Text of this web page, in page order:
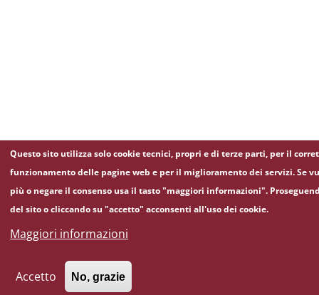
Questo sito utilizza solo cookie tecnici, propri e di terze parti, per il
funzionamento delle pagine web e per il miglioramento dei servizi. Se
più o negare il consenso usa il tasto "maggiori informazioni".
del sito o cliccando su "accetto" acconsenti all'uso dei cookie.
Maggiori informazioni
Accetto No, grazie